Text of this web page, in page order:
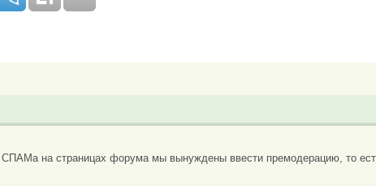
СПАМа на страницах форума мы вынуждены ввести премодерацию, то